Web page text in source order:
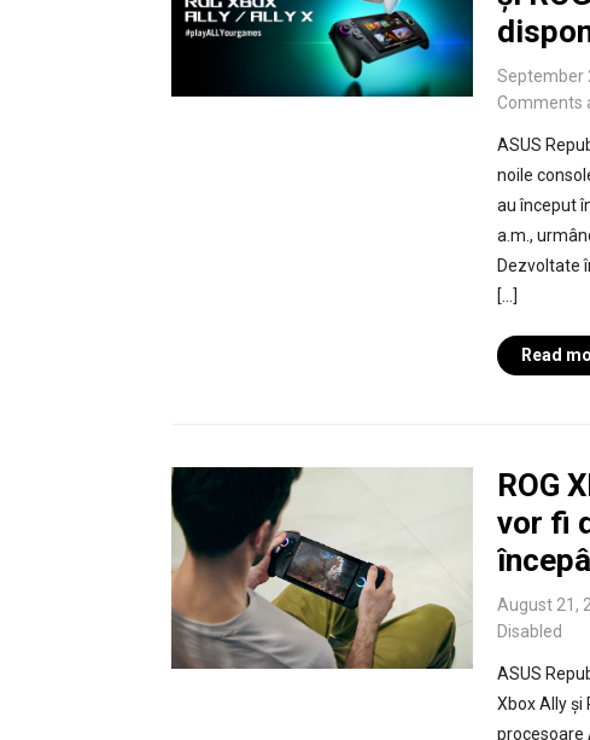
September
Comments
ASUS
noile
au început
a.m.,
Dezvoltate
[…]
Read
ROG
vor fi
August 21,
Disabled
ASUS
Xbox Ally și
procesoare